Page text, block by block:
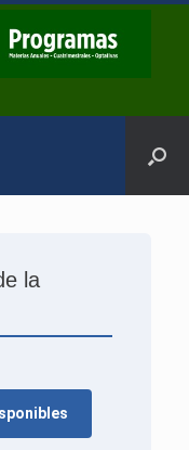
la